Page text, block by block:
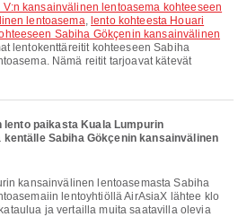
lentoasema, lento kohteesta Houari
Sabiha Gökçenin kansainvälinen
lentokenttäreitit kohteeseen Sabiha
Nämä reitit tarjoavat kätevät
lento paikasta Kuala Lumpurin
Sabiha Gökçenin kansainvälinen
lentoyhtiöllä AirAsiaX lähtee klo
ja vertailla muita saatavilla olevia